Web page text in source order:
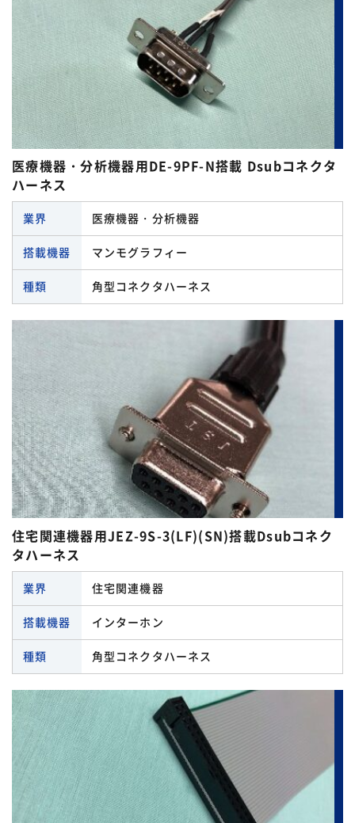
アンダーソン
エコー電子
オムロン
タイコ エレクトロニクス
ヒロセ電機
フジソク
ホシデン
モレックス
七星科学
日本オートマチックマシン
日本圧着端子製造
日本端子
日本航空電子工業
端子 一覧
タイコ エレクトロニクス
ヒロセ電機
フェニックスコンタクト
モレックス
日本オートマチックマシン
日本端子
日本航空電子工業
HARTING
種類 一覧
その他のハーネス
はんだ加工ハーネス
ダイナミックコネクタハーネス
ドロワーコネクタ
ナイロンコネクタハーネス
パネル圧着コネクタハーネス
パワーコネクタハーネス
中継用コネクタハーネス
圧接コネクタハーネス
圧着端子ハーネス
絶縁被覆付圧着接続子
業界 一覧
アミューズメント機器
エネルギー関連機器
ロボット
住宅関連機器
医療機器・分析機器
半導体製造装置
産業機械
自動車
鉄道
医療機器・分析機器用DE-9PF-N搭載 Dsubコネクタ
ハーネス
業界 医療機器・分析機器
搭載機器 マンモグラフィー
種類 角型コネクタハーネス
住宅関連機器用JEZ-9S-3(LF)(SN)搭載Dsubコネク
タハーネス
業界 住宅関連機器
搭載機器 インターホン
種類 角型コネクタハーネス